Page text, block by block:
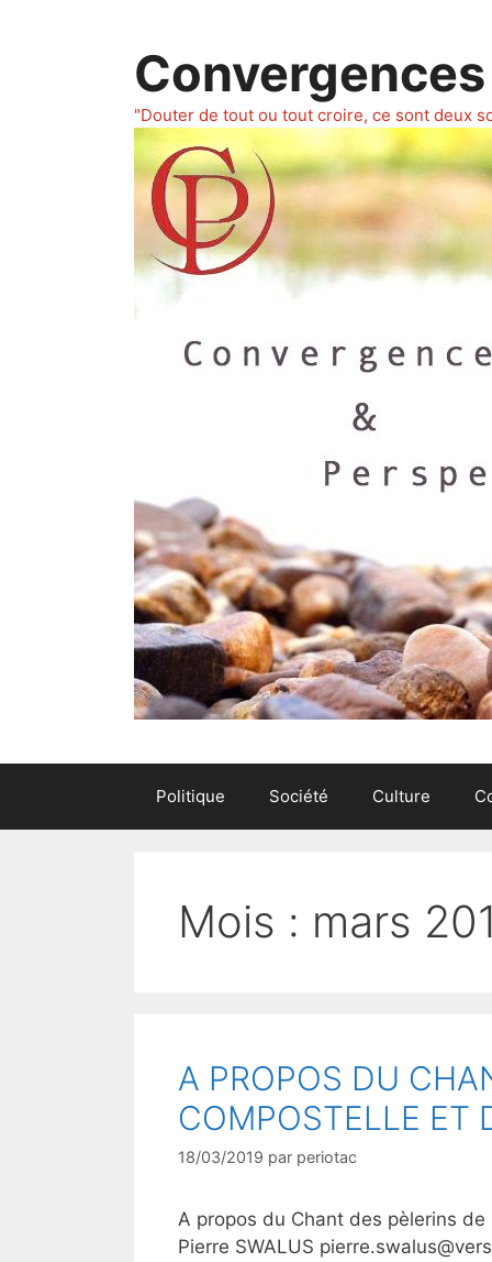
"Douter de tout ou tout croire, ce sont deux
Politique Société Culture
Mois : mars
A PROPOS DU
COMPOSTELLE ET
18/03/2019 par periotac
A propos du Chant des pèlerins
Pierre SWALUS